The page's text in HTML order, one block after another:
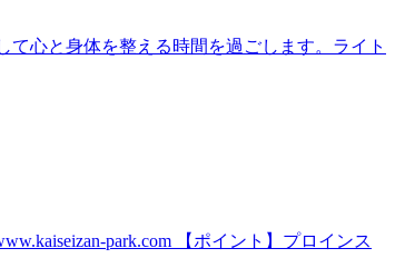
心と身体を整える時間を過ごします。ライト
park.com 【ポイント】プロインス